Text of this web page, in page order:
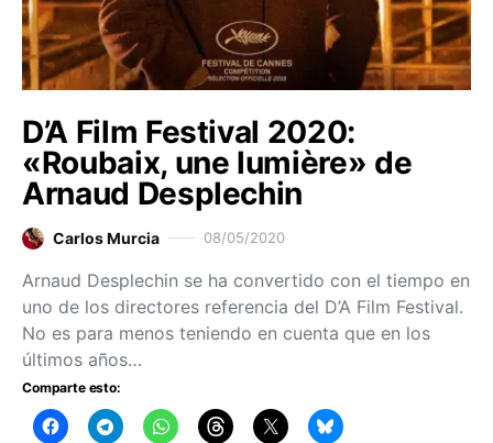
D’A Film Festival 2020:
«Roubaix, une lumière» de
Arnaud Desplechin
Carlos Murcia 08/05/2020
Arnaud Desplechin se ha convertido con el tiempo en
uno de los directores referencia del D’A Film Festival.
No es para menos teniendo en cuenta que en los
últimos años…
Comparte esto: